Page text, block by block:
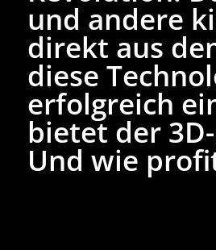
und andere
direkt aus
diese
erfolgreich
bietet der
Und wie